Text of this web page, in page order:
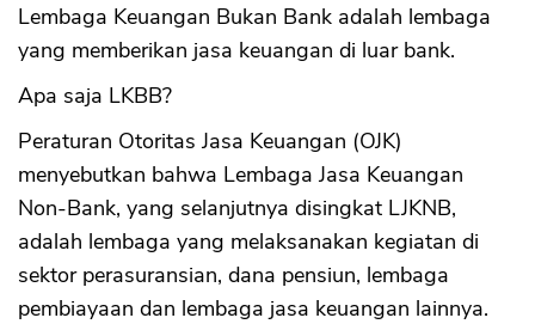
Lembaga Keuangan Bukan Bank adalah lembaga
yang memberikan jasa keuangan di luar bank.
Apa saja LKBB?
Peraturan Otoritas Jasa Keuangan (OJK)
menyebutkan bahwa Lembaga Jasa Keuangan
Non-Bank, yang selanjutnya disingkat LJKNB,
adalah lembaga yang melaksanakan kegiatan di
sektor perasuransian, dana pensiun, lembaga
pembiayaan dan lembaga jasa keuangan lainnya.